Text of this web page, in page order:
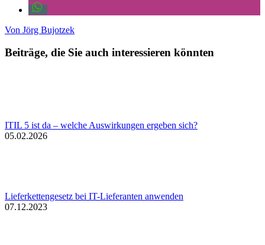
Von Jörg Bujotzek
Beiträge, die Sie auch interessieren könnten
ITIL 5 ist da – welche Auswirkungen ergeben sich?
05.02.2026
Lieferkettengesetz bei IT-Lieferanten anwenden
07.12.2023